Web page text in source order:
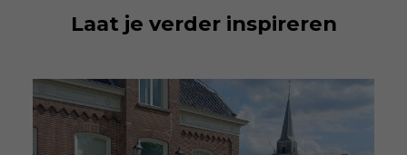
Laat je verder inspireren